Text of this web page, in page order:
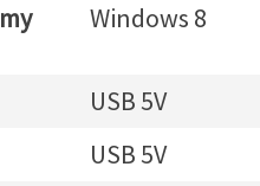
Windows 8
USB 5V
USB 5V